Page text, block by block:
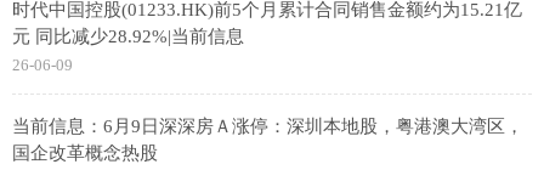
时代中国控股(01233.HK)前5个月累计合同销售金额约为15.21亿
元 同比减少28.92%|当前信息
26-06-09
当前信息：6月9日深深房Ａ涨停：深圳本地股，粤港澳大湾区，
国企改革概念热股